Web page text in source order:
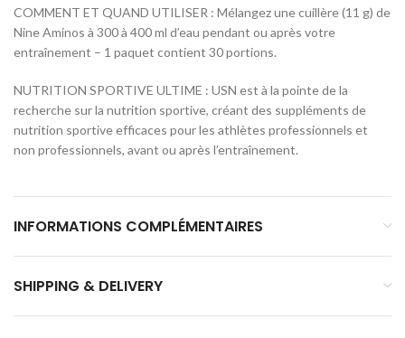
COMMENT ET QUAND UTILISER : Mélangez une cuillère (11 g) de
Nine Aminos à 300 à 400 ml d’eau pendant ou après votre
entraînement – 1 paquet contient 30 portions.
NUTRITION SPORTIVE ULTIME : USN est à la pointe de la
recherche sur la nutrition sportive, créant des suppléments de
nutrition sportive efficaces pour les athlètes professionnels et
non professionnels, avant ou après l’entraînement.
INFORMATIONS COMPLÉMENTAIRES
SHIPPING & DELIVERY